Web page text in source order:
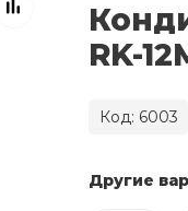
RK-
Код: 6003
Другие